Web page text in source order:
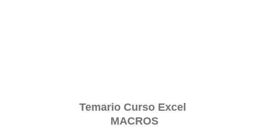
Temario Curso Excel
MACROS